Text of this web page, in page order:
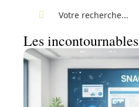
Les incontournables